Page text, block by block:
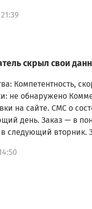
скрыл свои
Компетентность,
не обнаружено
на сайте. СМС о
день. Заказ — в
следующий вторник.